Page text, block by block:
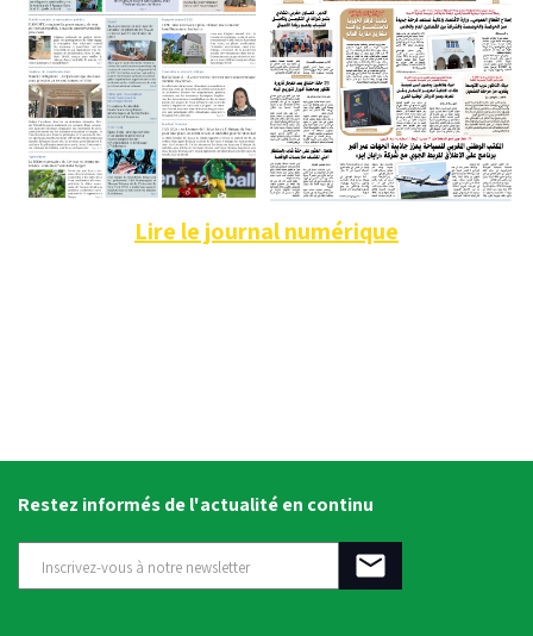
Lire le journal numérique
Restez informés de l'actualité en continu